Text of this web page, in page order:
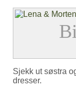
Sjekk ut søstra
dresser.